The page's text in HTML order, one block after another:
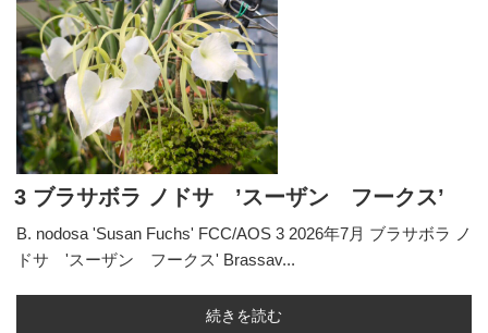
3 ブラサボラ ノドサ ’スーザン フークス’
B. nodosa 'Susan Fuchs' FCC/AOS 3 2026年7月 ブラサボラ ノ
ドサ 'スーザン フークス' Brassav...
続きを読む